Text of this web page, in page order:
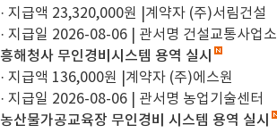
· 지급액 23,320,000원
계약자 (주)서림건설
· 지급일 2026-08-06
관서명 건설교통사업소
흥해청사 무인경비시스템 용역 실시
· 지급액 136,000원
계약자 (주)에스원
· 지급일 2026-08-06
관서명 농업기술센터
농산물가공교육장 무인경비 시스템 용역 실시